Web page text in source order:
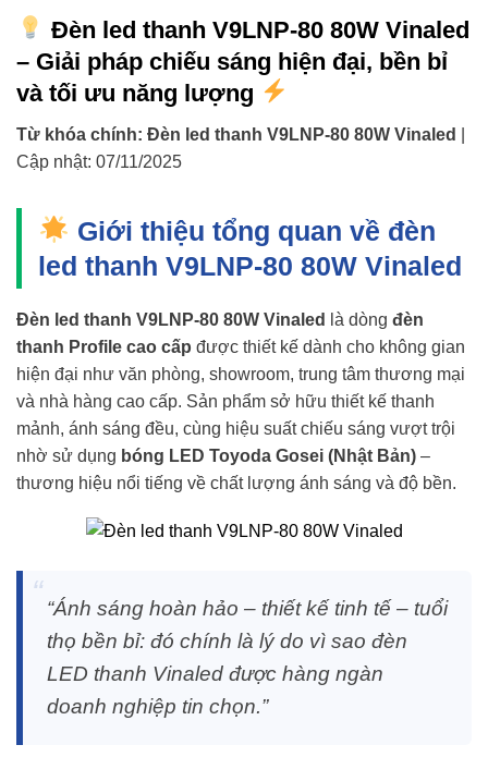
Đèn led thanh V9LNP-80 80W Vinaled
– Giải pháp chiếu sáng hiện đại, bền bỉ
và tối ưu năng lượng
Từ khóa chính: Đèn led thanh V9LNP-80 80W Vinaled
Cập nhật: 07/11/2025
Giới thiệu tổng quan về đèn
led thanh V9LNP-80 80W Vinaled
Đèn led thanh V9LNP-80 80W Vinaled là dòng đèn
thanh Profile cao cấp được thiết kế dành cho không gian
hiện đại như văn phòng, showroom, trung tâm thương mại
và nhà hàng cao cấp. Sản phẩm sở hữu thiết kế thanh
mảnh, ánh sáng đều, cùng hiệu suất chiếu sáng vượt trội
nhờ sử dụng bóng LED Toyoda Gosei (Nhật Bản) –
thương hiệu nổi tiếng về chất lượng ánh sáng và độ bền.
“Ánh sáng hoàn hảo – thiết kế tinh tế – tuổi
thọ bền bỉ: đó chính là lý do vì sao đèn
LED thanh Vinaled được hàng ngàn
doanh nghiệp tin chọn.”